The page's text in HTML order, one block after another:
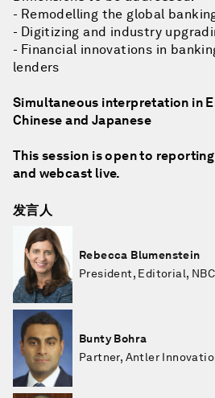
- Remodelling the global
- Digitizing and industry
- Financial innovations in
lenders
Simultaneous interpretation in
Chinese and Japanese
This session is open to
and webcast live.
发言人
Rebecca Blumenstein
President, Editorial,
Bunty Bohra
Partner, Antler